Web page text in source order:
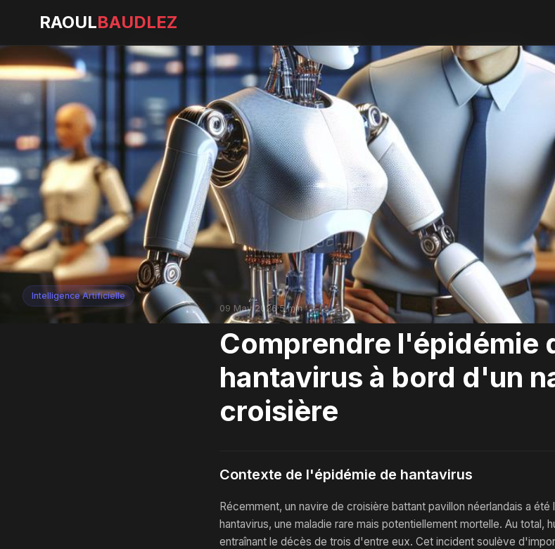
RAOULBAUDLEZ
Intelligence Artificielle
09 May 2026·5 min
Comprendre l'épidémie
hantavirus à bord d'un
croisière
Contexte de l'épidémie de hantavirus
Récemment, un navire de croisière battant pavillon néerlandais a
hantavirus, une maladie rare mais potentiellement mortelle. Au total,
entraînant le décès de trois d'entre eux. Cet incident soulève